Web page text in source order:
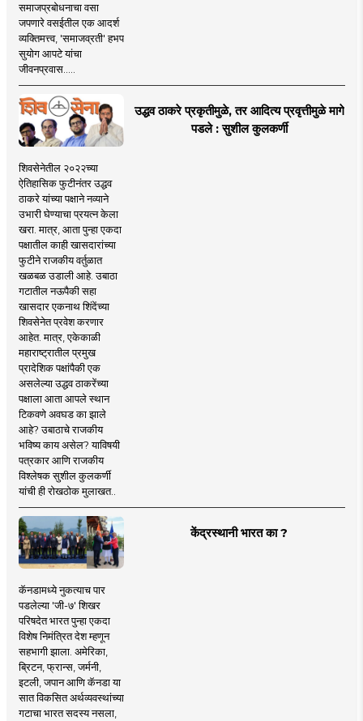
समाजप्रबोधनाचा वसा
जपणारे वसईतील एक आदर्श
व्यक्तिमत्त्व, 'समाजव्रती' हभप
सुयोग आपटे यांचा
जीवनप्रवास.....
उद्धव ठाकरे प्रकृतीमुळे, तर आदित्य प्रवृत्तीमुळे मागे
पडले : सुशील कुलकर्णी
शिवसेनेतील २०२२च्या
ऐतिहासिक फुटीनंतर उद्धव
ठाकरे यांच्या पक्षाने नव्याने
उभारी घेण्याचा प्रयत्न केला
खरा. मात्र, आता पुन्हा एकदा
पक्षातील काही खासदारांच्या
फुटीने राजकीय वर्तुळात
खळबळ उडाली आहे. उबाठा
गटातील नऊपैकी सहा
खासदार एकनाथ शिंदेंच्या
शिवसेनेत प्रवेश करणार
आहेत. मात्र, एकेकाळी
महाराष्ट्रातील प्रमुख
प्रादेशिक पक्षांपैकी एक
असलेल्या उद्धव ठाकरेंच्या
पक्षाला आता आपले स्थान
टिकवणे अवघड का झाले
आहे? उबाठाचे राजकीय
भविष्य काय असेल? याविषयी
पत्रकार आणि राजकीय
विश्लेषक सुशील कुलकर्णी
यांची ही रोखठोक मुलाखत..
केंद्रस्थानी भारत का ?
कॅनडामध्ये नुकत्याच पार
पडलेल्या 'जी-७' शिखर
परिषदेत भारत पुन्हा एकदा
विशेष निमंत्रित देश म्हणून
सहभागी झाला. अमेरिका,
ब्रिटन, फ्रान्स, जर्मनी,
इटली, जपान आणि कॅनडा या
सात विकसित अर्थव्यवस्थांच्या
गटाचा भारत सदस्य नसला,